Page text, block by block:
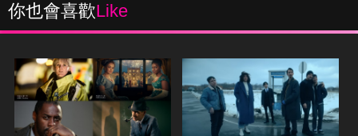
你也會喜歡Like